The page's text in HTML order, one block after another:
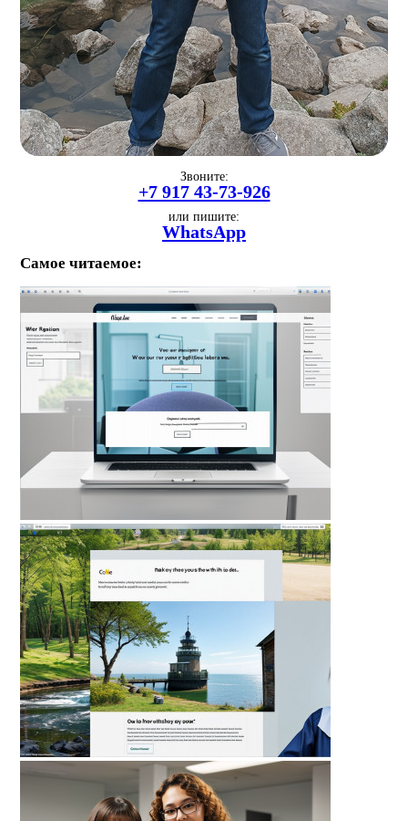
Звоните:
+7 917 43-73-926
или пишите:
WhatsApp
Самое читаемое: